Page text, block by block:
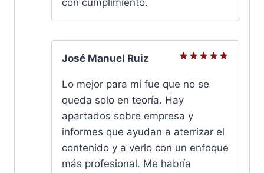
con cumplimiento.
José Manuel Ruiz
con5de
5
Lo mejor para mí fue que no se
queda solo en teoría. Hay
apartados sobre empresa y
informes que ayudan a aterrizar el
contenido y a verlo con un enfoque
más profesional. Me habría